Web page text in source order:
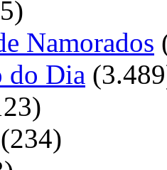
Namorados
do Dia
(234)